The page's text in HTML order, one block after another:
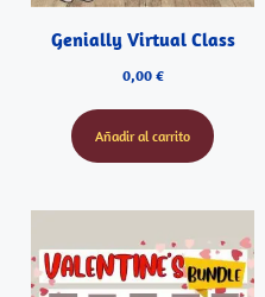
Genially Virtual Class
0,00 €
Añadir al carrito